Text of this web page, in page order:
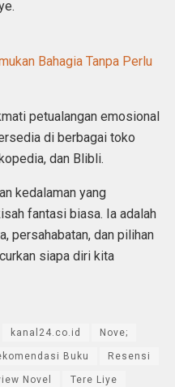
Bahagia Tanpa Perlu
petualangan emosional
di berbagai toko
dan Blibli.
kedalaman yang
fantasi biasa. Ia adalah
persahabatan, dan pilihan
siapa diri kita
kanal24.co.id Nove;
Buku Resensi
Novel Tere Liye